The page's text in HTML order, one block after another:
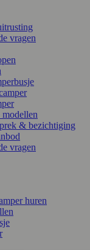
vragen
& bezichtiging
vragen
huren